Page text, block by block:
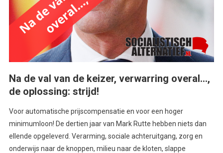
Na de val van de keizer, verwarring overal…,
de oplossing: strijd!
Voor automatische prijscompensatie en voor een hoger
minimumloon! De dertien jaar van Mark Rutte hebben niets dan
ellende opgeleverd. Verarming, sociale achteruitgang, zorg en
onderwijs naar de knoppen, milieu naar de kloten, slappe